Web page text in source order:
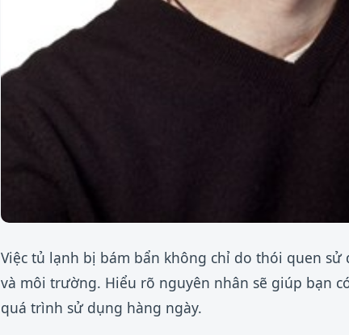
Việc tủ lạnh bị bám bẩn không chỉ do thói quen
và môi trường. Hiểu rõ nguyên nhân sẽ giúp bạn
quá trình sử dụng hàng ngày.